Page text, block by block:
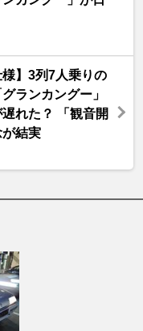
様】3列7人乗りの
ランカングー」
れた？ 「観音開
結実